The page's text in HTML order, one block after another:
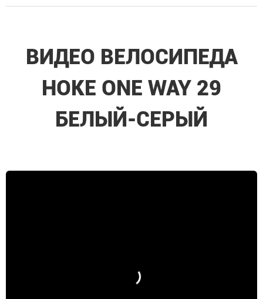
ВИДЕО ВЕЛОСИПЕДА
HOKE ONE WAY 29
БЕЛЫЙ-СЕРЫЙ